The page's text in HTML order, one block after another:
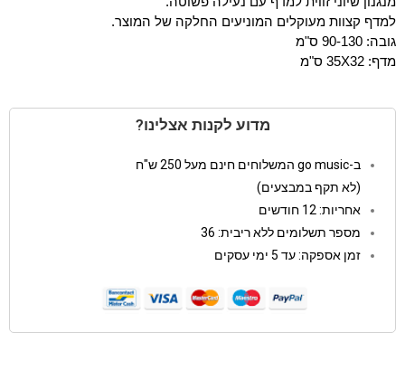
למדף קצוות מעוקלים המוניעים החלקה של המוצר.
גובה: 90-130 ס"מ
מדף: 35X32 ס"מ
מדוע לקנות אצלינו?
ב-go music המשלוחים חינם מעל 250 ש"ח
(לא תקף במבצעים)
אחריות: 12 חודשים
מספר תשלומים ללא ריבית: 36
זמן אספקה: עד 5 ימי עסקים